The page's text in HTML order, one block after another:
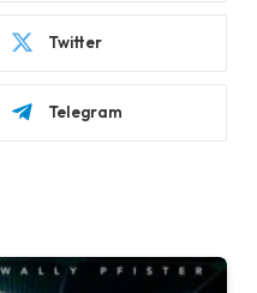
Twitter
Telegram